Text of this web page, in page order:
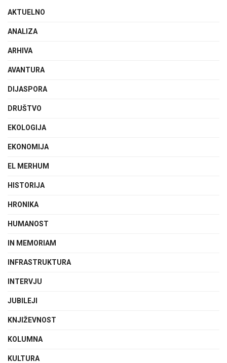
AKTUELNO
ANALIZA
ARHIVA
AVANTURA
DIJASPORA
DRUŠTVO
EKOLOGIJA
EKONOMIJA
EL MERHUM
HISTORIJA
HRONIKA
HUMANOST
IN MEMORIAM
INFRASTRUKTURA
INTERVJU
JUBILEJI
KNJIŽEVNOST
KOLUMNA
KULTURA